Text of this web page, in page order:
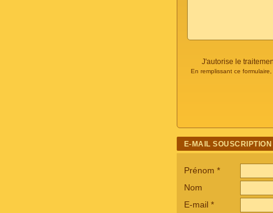
J'autorise le
En remplissant ce
E-MAIL SOUSCRIPTION
Prénom *
Nom
E-mail *